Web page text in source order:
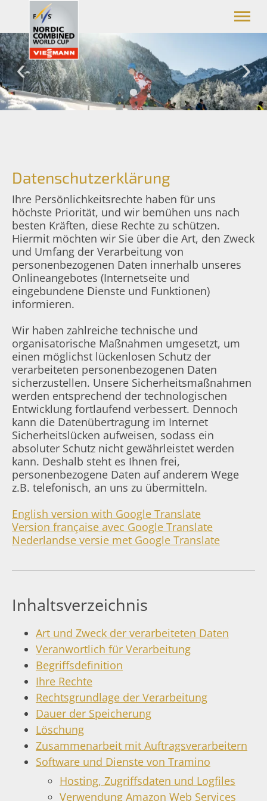
Viessmann FIS Weltcup Nordische Kombination
Oberstdorf/Allgäu
News
Weltcup
Datenschutzerklärung
Ihre Persönlichkeitsrechte haben für uns
höchste Priorität, und wir bemühen uns nach
besten Kräften, diese Rechte zu schützen.
Hiermit möchten wir Sie über die Art, den Zweck
und Umfang der Verarbeitung von
personenbezogenen Daten innerhalb unseres
Onlineangebotes (Internetseite und
eingebundene Dienste und Funktionen)
informieren.
Wir haben zahlreiche technische und
organisatorische Maßnahmen umgesetzt, um
einen möglichst lückenlosen Schutz der
verarbeiteten personenbezogenen Daten
sicherzustellen. Unsere Sicherheitsmaßnahmen
werden entsprechend der technologischen
Entwicklung fortlaufend verbessert. Dennoch
kann die Datenübertragung im Internet
Sicherheitslücken aufweisen, sodass ein
absoluter Schutz nicht gewährleistet werden
kann. Deshalb steht es Ihnen frei,
personenbezogene Daten auf anderem Wege
z.B. telefonisch, an uns zu übermitteln.
English version with Google Translate
Version française avec Google Translate
Nederlandse versie met Google Translate
Inhaltsverzeichnis
Art und Zweck der verarbeiteten Daten
Veranwortlich für Verarbeitung
Begriffsdefinition
Ihre Rechte
Rechtsgrundlage der Verarbeitung
Dauer der Speicherung
Löschung
Zusammenarbeit mit Auftragsverarbeitern
Software und Dienste von Tramino
Hosting, Zugriffsdaten und Logfiles
Verwendung Amazon Web Services